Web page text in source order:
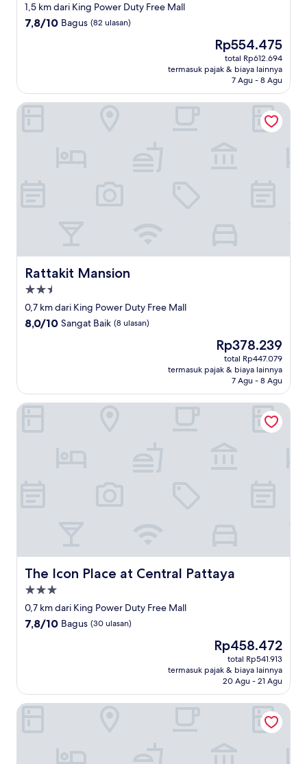
bintang
3.0
1,5 km dari King Power Duty Free Mall
7.8
7,8/10 Bagus (82 ulasan)
Harga
sekarang
Rp554.475
Rp554.475
total Rp612.694
termasuk pajak & biaya lainnya
7 Agu - 8 Agu
Rattakit Mansion
Rattakit Mansion
Properti
bintang
2.5
0,7 km dari King Power Duty Free Mall
8.0
ulasan)
8,0/10 Sangat Baik (8 ulasan)
Harga
sekarang
Rp378.239
Rp378.239
total Rp447.079
termasuk pajak & biaya lainnya
7 Agu - 8 Agu
Rattakit Mansion
The Icon Place at Central Pattaya
The Icon Place at Central Pattaya
Properti
bintang
3.0
0,7 km dari King Power Duty Free Mall
7.8
7,8/10 Bagus (30 ulasan)
Harga
sekarang
Rp458.472
Rp458.472
total Rp541.913
termasuk pajak & biaya lainnya
20 Agu - 21 Agu
The Icon Place at Central Pattaya
High5 Guesthouse